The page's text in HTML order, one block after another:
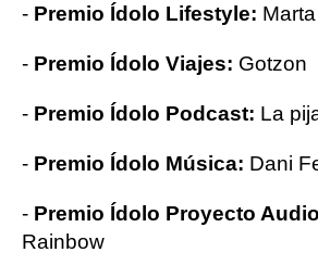
- Premio Ídolo Lifestyle:
- Premio Ídolo Viajes: Gotzon
- Premio Ídolo Podcast: La
- Premio Ídolo Música: Dani
- Premio Ídolo Proyecto
Rainbow